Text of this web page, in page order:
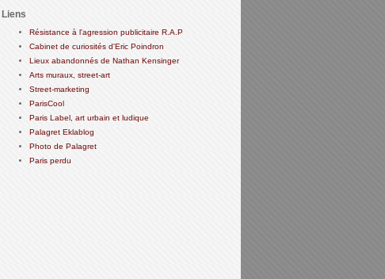
Liens
Résistance à l'agression publicitaire R.A.P
Cabinet de curiosités d'Eric Poindron
Lieux abandonnés de Nathan Kensinger
Arts muraux, street-art
Street-marketing
ParisCool
Paris Label, art urbain et ludique
Palagret Eklablog
Photo de Palagret
Paris perdu